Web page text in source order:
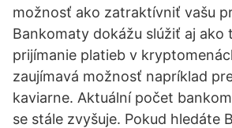
možnosť ako zatraktívniť vašu
Bankomaty dokážu slúžiť aj ako
prijímanie platieb v
zaujímavá možnosť napríklad
kaviarne. Aktuální počet
se stále zvyšuje. Pokud hledáte